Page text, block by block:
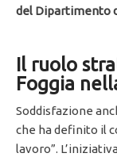
del Dipartimento
Il ruolo
Foggia
Soddisfazione
che ha definito il
lavoro”.